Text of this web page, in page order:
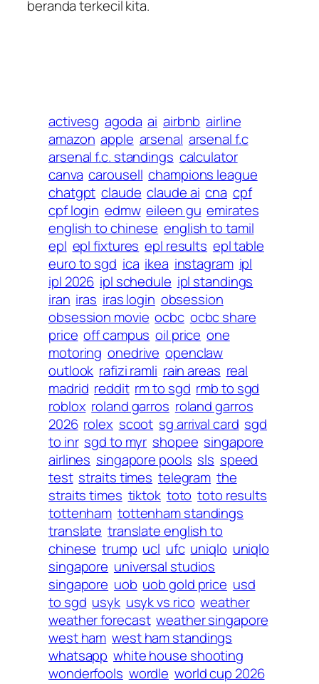
beranda terkecil kita.
activesg agoda ai airbnb airline
amazon apple arsenal arsenal f.c
arsenal f.c. standings calculator
canva carousell champions league
chatgpt claude claude ai cna cpf
cpf login edmw eileen gu emirates
english to chinese english to tamil
epl epl fixtures epl results epl table
euro to sgd ica ikea instagram ipl
ipl 2026 ipl schedule ipl standings
iran iras iras login obsession
obsession movie ocbc ocbc share
price off campus oil price one
motoring onedrive openclaw
outlook rafizi ramli rain areas real
madrid reddit rm to sgd rmb to sgd
roblox roland garros roland garros
2026 rolex scoot sg arrival card sgd
to inr sgd to myr shopee singapore
airlines singapore pools sls speed
test straits times telegram the
straits times tiktok toto toto results
tottenham tottenham standings
translate translate english to
chinese trump ucl ufc uniqlo uniqlo
singapore universal studios
singapore uob uob gold price usd
to sgd usyk usyk vs rico weather
weather forecast weather singapore
west ham west ham standings
whatsapp white house shooting
wonderfools wordle world cup 2026